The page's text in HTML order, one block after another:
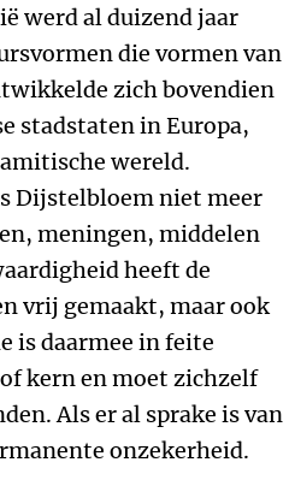
werd al duizend jaar
die vormen van
zich bovendien
stadstaten in Europa,
wereld.
Dijstelbloem niet meer
meningen, middelen
heeft de
vrij gemaakt, maar ook
is daarmee in feite
kern en moet zichzelf
Als er al sprake is van
onzekerheid.